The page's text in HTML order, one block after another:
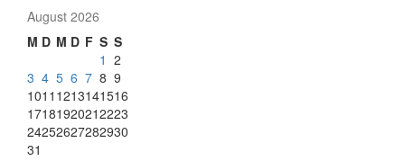
August 2026
M D M D F S S
1 2
3 4 5 6 7 8 9
1011 1213141516
17181920212223
24252627282930
31